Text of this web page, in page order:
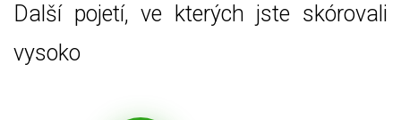
Další pojetí, ve kterých jste skórovali
vysoko